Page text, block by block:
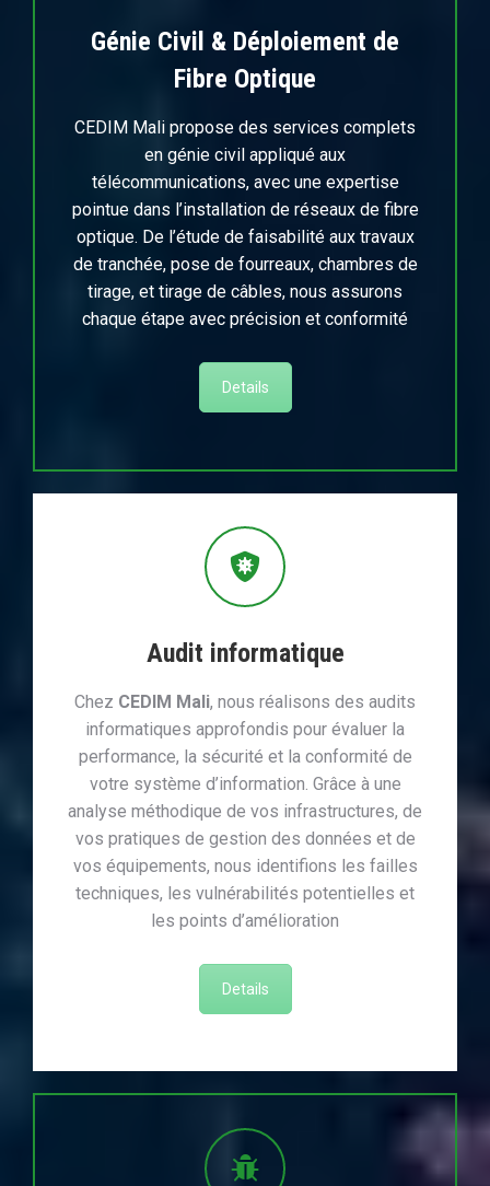
Génie Civil & Déploiement de
Fibre Optique
CEDIM Mali propose des services complets
en génie civil appliqué aux
télécommunications, avec une expertise
pointue dans l’installation de réseaux de fibre
optique. De l’étude de faisabilité aux travaux
de tranchée, pose de fourreaux, chambres de
tirage, et tirage de câbles, nous assurons
chaque étape avec précision et conformité
Details
Audit informatique
Chez CEDIM Mali, nous réalisons des audits
informatiques approfondis pour évaluer la
performance, la sécurité et la conformité de
votre système d’information. Grâce à une
analyse méthodique de vos infrastructures, de
vos pratiques de gestion des données et de
vos équipements, nous identifions les failles
techniques, les vulnérabilités potentielles et
les points d’amélioration
Details